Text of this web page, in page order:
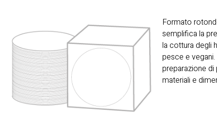
Formato
semplifica la
la cottura degli
pesce e
preparazione
materiali e